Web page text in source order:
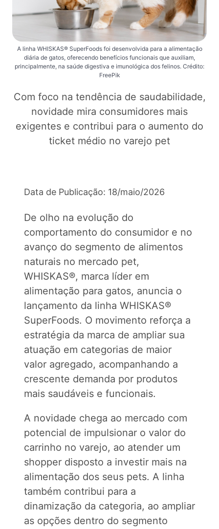
A linha WHISKAS® SuperFoods foi desenvolvida para a alimentação
diária de gatos, oferecendo benefícios funcionais que auxiliam,
principalmente, na saúde digestiva e imunológica dos felinos. Crédito:
FreePik
Com foco na tendência de saudabilidade,
novidade mira consumidores mais
exigentes e contribui para o aumento do
ticket médio no varejo pet
Data de Publicação: 18/maio/2026
De olho na evolução do
comportamento do consumidor e no
avanço do segmento de alimentos
naturais no mercado pet,
WHISKAS®, marca líder em
alimentação para gatos, anuncia o
lançamento da linha WHISKAS®
SuperFoods. O movimento reforça a
estratégia da marca de ampliar sua
atuação em categorias de maior
valor agregado, acompanhando a
crescente demanda por produtos
mais saudáveis e funcionais.
A novidade chega ao mercado com
potencial de impulsionar o valor do
carrinho no varejo, ao atender um
shopper disposto a investir mais na
alimentação dos seus pets. A linha
também contribui para a
dinamização da categoria, ao ampliar
as opções dentro do segmento